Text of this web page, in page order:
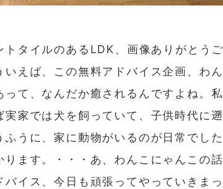
タイルのあるLDK、画像ありがとう
えば、この無料アドバイス企画、わ
て、なんだか癒されるんですよね。
家では犬を飼っていて、子供時代に
うに、家に動物がいるのが日常でし
ます。・・・あ、わんこにゃんこの
イス、今日も頑張ってやっていきまっ